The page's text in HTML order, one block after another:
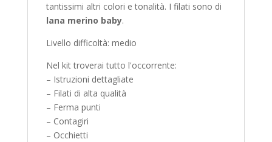
tantissimi altri colori e tonalità. I filati sono di
lana merino baby.
Livello difficoltà: medio
Nel kit troverai tutto l'occorrente:
– Istruzioni dettagliate
– Filati di alta qualità
– Ferma punti
– Contagiri
– Occhietti